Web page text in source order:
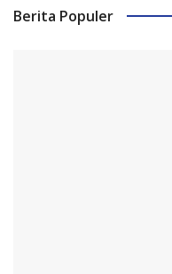
Berita Populer